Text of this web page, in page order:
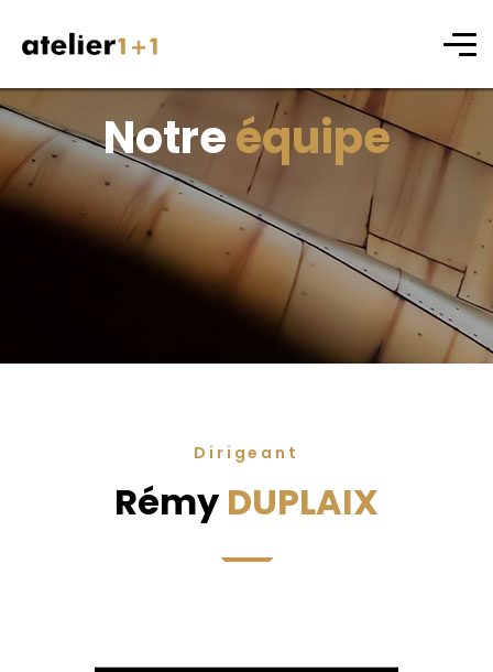
Notreéquipe
Dirigeant
Rémy DUPLAIX